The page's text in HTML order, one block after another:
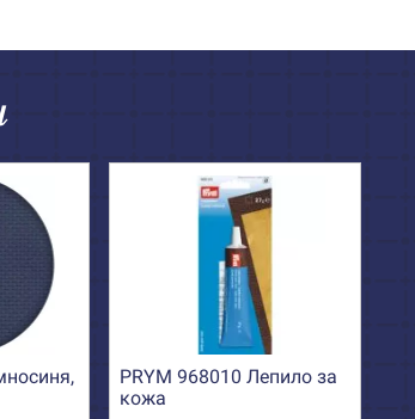
PRYM 968010 Лепило за
кожа